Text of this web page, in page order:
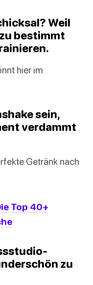
Weil
bestimmt
hier im
sein,
verdammt
Getränk nach
Top 40+
zu